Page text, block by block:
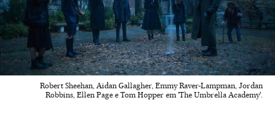
Robert Sheehan, Aidan Gallagher, Emmy Raver-Lampman, Jordan
Robbins, Ellen Page e Tom Hopper em 'The Umbrella Academy'.